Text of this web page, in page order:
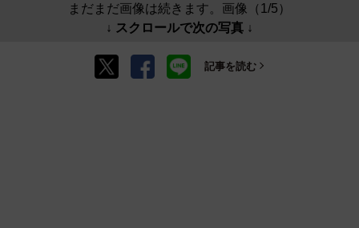
まだまだ画像は続きます。画像（1/5）
↓ スクロールで次の写真 ↓
記事を読む